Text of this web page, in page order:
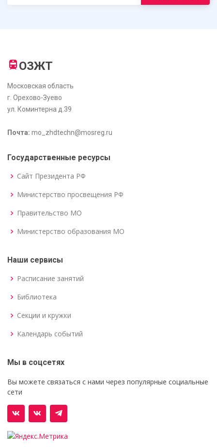
ОЗЖТ
Московская область
г. Орехово-Зуево
ул. Коминтерна д.39
Почта: mo_zhdtechn@mosreg.ru
Государственные ресурсы
Сайт Президента РФ
Министерство просвещения РФ
Правительство МО
Министерство образования МО
Наши сервисы
Расписание занятий
Библиотека
Секции и кружки
Календарь событий
Мы в соцсетях
Вы можете связаться с нами через популярные социальные
сети